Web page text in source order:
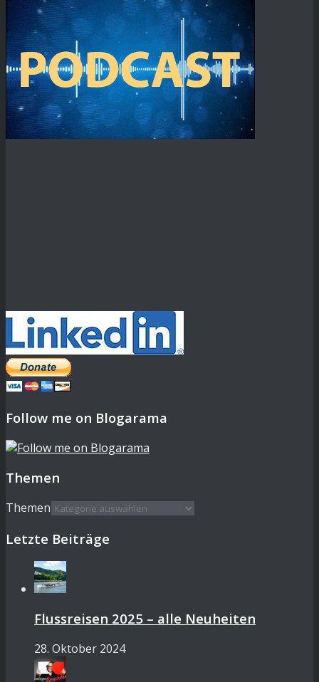
Follow me on Blogarama
Themen
Themen
Letzte Beiträge
Flussreisen 2025 – alle Neuheiten
28. Oktober 2024